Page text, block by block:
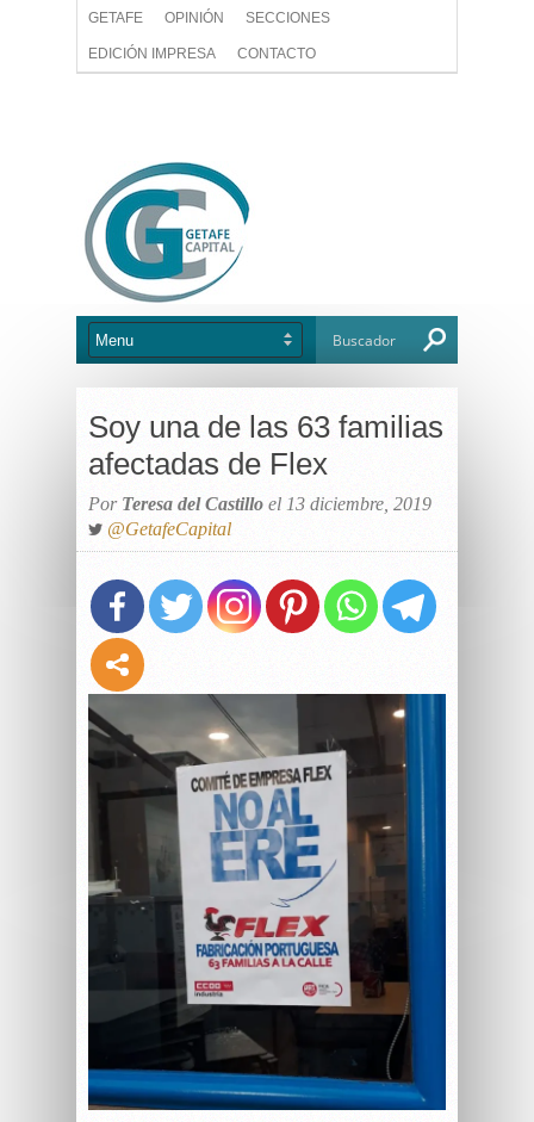
GETAFE OPINIÓN SECCIONES
EDICIÓN IMPRESA CONTACTO
Soy una de las 63 familias
afectadas de Flex
Por Teresa del Castillo el 13 diciembre, 2019
@GetafeCapital